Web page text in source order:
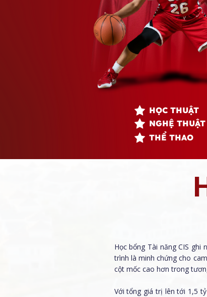
HỌC THUẬT
NGHỆ THUẬT
THỂ THAO
Học bổng Tài năng CIS
trình là minh chứng cho
cột mốc cao hơn trong
Với tổng giá trị lên tới 1,5